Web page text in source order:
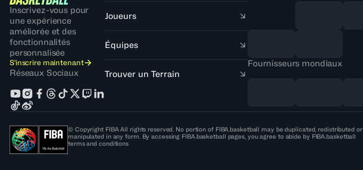
Inscrivez-vous pour
une expérience
améliorée et des
fonctionnalités
personnalisée
S'inscrire maintenant
Réseaux Sociaux
Joueurs
Équipes
Trouver un Terrain
Fournisseurs mondiaux
© Copyright FIBA All rights reserved. No portion of FIBA.basketball may be duplicated, redistributed or
manipulated in any form. By accessing FIBA.basketball pages, you agree to abide by FIBA.basketball
terms and conditions